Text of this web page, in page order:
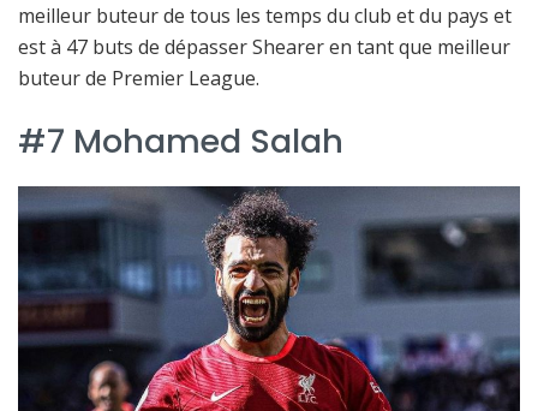
meilleur buteur de tous les temps du club et du pays et
est à 47 buts de dépasser Shearer en tant que meilleur
buteur de Premier League.
#7 Mohamed Salah